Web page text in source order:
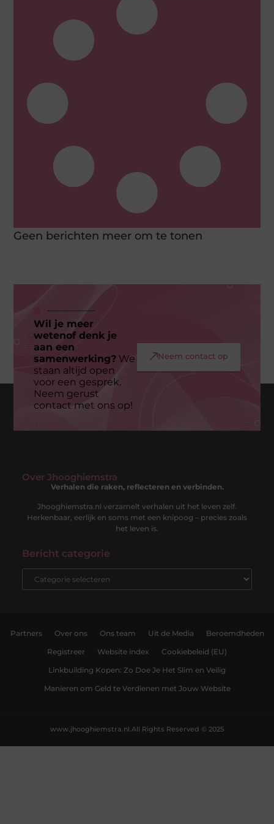
Geen berichten meer om te tonen
Wil je meer
wetenof denk je
aan een
samenwerking?We
staan altijd open
voor een gesprek.
Neem gerust
contact met ons op!
Neem contact op
Over Jhooghiemstra
Verhalen die raken, reflecteren en verbinden.
Jhooghiemstra.nl verzamelt verhalen uit het leven zelf.
Herkenbaar, eerlijk en soms met een knipoog – precies zoals
het leven is.
Bericht categorie
Partners Over ons Ons team Uit de Media Beroemdheden
Registreer Website index Cookiebeleid (EU)
Linkbuilding Kopen: Zo Doe Je Het Slim en Veilig
Manieren om Geld te Verdienen met Jouw Website
All Rights Reserved © 2025
www.jhooghiemstra.nl.